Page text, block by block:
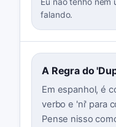
falando.
A Regra do
Em espanhol, é
verbo e 'ni' para
Pense nisso